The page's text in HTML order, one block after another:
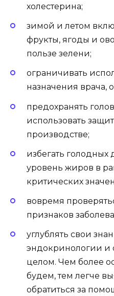
холестерина;
зимой и летом
фрукты, ягоды и
пользе зелени;
ограничивать
назначения врача,
предохранять
использовать
производстве;
избегать голодных
уровень жиров в
критических
вовремя
признаков
углублять свои
эндокринологии и
целом. Чем более
будем, тем легче
обратиться за